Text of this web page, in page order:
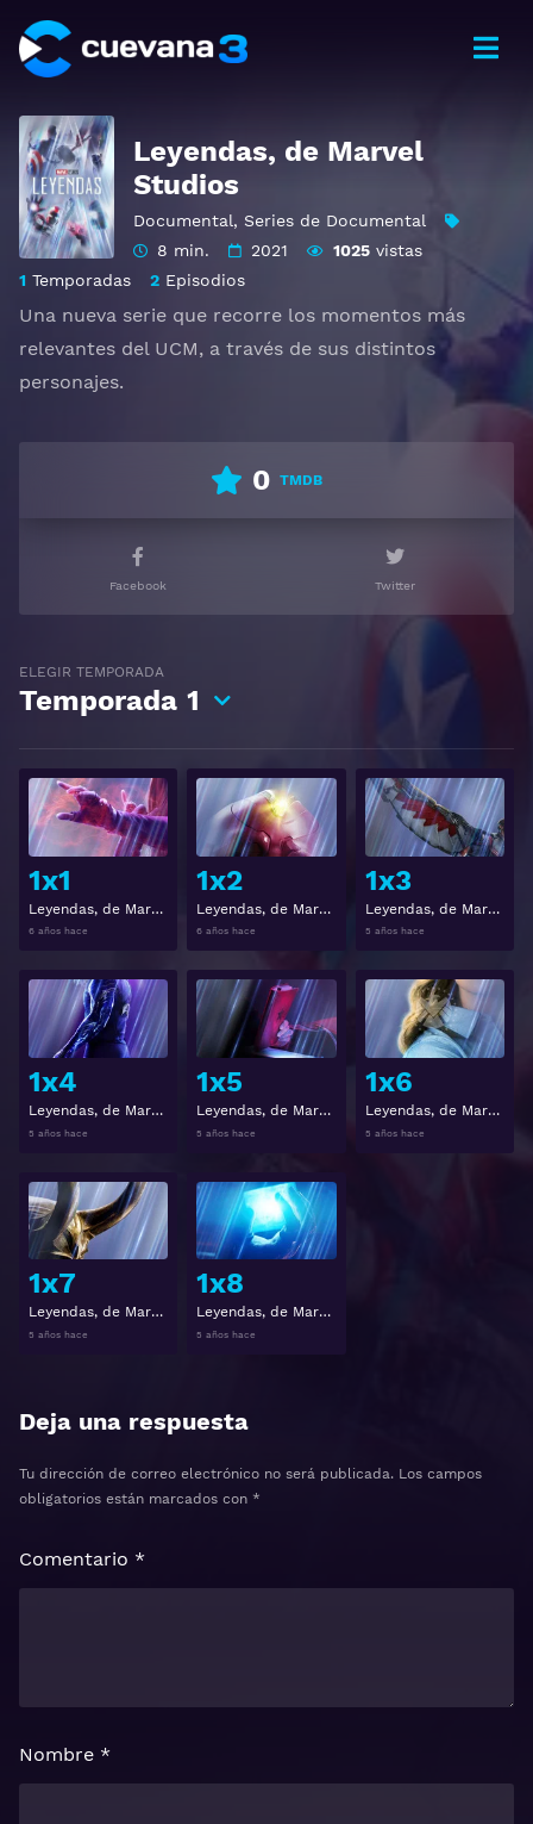
Leyendas, de Marvel
Studios
Documental, Series de Documental
8 min.
2021 1025 vistas
1 Temporadas 2 Episodios
Una nueva serie que recorre los momentos más
relevantes del UCM, a través de sus distintos
personajes.
Idioma español latino, subtitulado, castellano
0 TMDB
Facebook Twitter
ELEGIR TEMPORADA
Temporada 1
1x1
Leyendas, de Marvel Studios 1x1
6 años hace
Ver
1x2
Leyendas, de Marvel Studios 1x2
6 años hace
Ver
1x3
Leyendas, de Marvel Studios 1x3
5 años hace
1x4
Leyendas, de Marvel Studios 1x4
5 años hace
Ver
1x5
Leyendas, de Marvel Studios 1x5
5 años hace
Ver
1x6
Leyendas, de Marvel Studios 1x6
5 años hace
1x7
Leyendas, de Marvel Studios 1x7
5 años hace
Ver
1x8
Leyendas, de Marvel Studios 1x8
5 años hace
Deja una respuesta
Tu dirección de correo electrónico no será publicada. Los campos
obligatorios están marcados con *
Comentario *
Nombre *